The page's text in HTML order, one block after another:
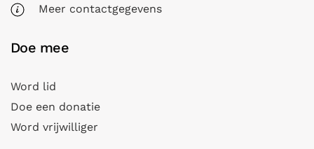
Meer contactgegevens
Doe mee
Word lid
Doe een donatie
Word vrijwilliger